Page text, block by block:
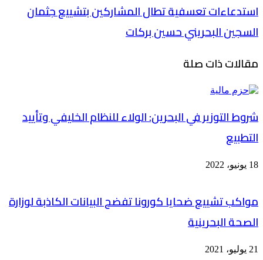
استدعاءات تعسفية تطال المشاركين بتشييع جثمان
السجين البحريني حسين بركات
مقالات ذات صلة
شروط التوزير في البحرين: الولاء للنظام الخليفي وتأييد
التطبيع
18 يونيو، 2022
مواكب تشييع ضحايا كورونا تفضح البيانات الكاذبة لوزارة
الصحة البحرينية
21 يوليو، 2021